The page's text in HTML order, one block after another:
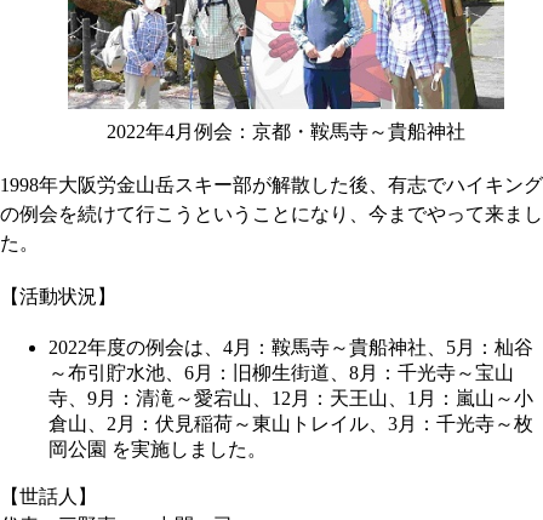
2022年4月例会：京都・鞍馬寺～貴船神社
1998年大阪労金山岳スキー部が解散した後、有志でハイキング
の例会を続けて行こうということになり、今までやって来まし
た。
【活動状況】
2022年度の例会は、4月：鞍馬寺～貴船神社、5月：杣谷
～布引貯水池、6月：旧柳生街道、8月：千光寺～宝山
寺、9月：清滝～愛宕山、12月：天王山、1月：嵐山～小
倉山、2月：伏見稲荷～東山トレイル、3月：千光寺～枚
岡公園 を実施しました。
【世話人】